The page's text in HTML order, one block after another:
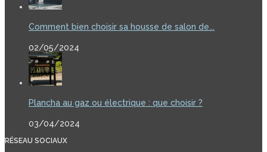
Comment bien choisir sa housse de salon de...
02/05/2024
Plancha au gaz ou électrique : que choisir ?
03/04/2024
RÉSEAU SOCIAUX